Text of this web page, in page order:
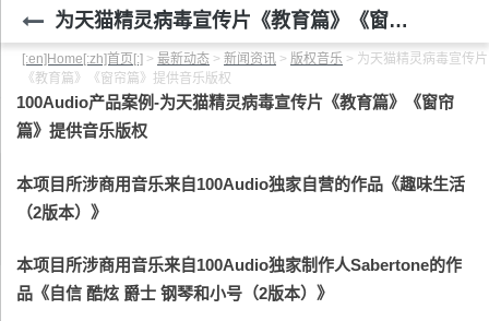
为天猫精灵病毒宣传片《教育篇》《窗帘篇》提供音乐版权
[:en]Home[:zh]首页[:] > 最新动态 > 新闻资讯 > 版权音乐 > 为天猫精灵病毒宣传片
《教育篇》《窗帘篇》提供音乐版权
100Audio产品案例-为天猫精灵病毒宣传片《教育篇》《窗帘
篇》提供音乐版权
本项目所涉商用音乐来自100Audio独家自营的作品《趣味生活
（2版本） 》
本项目所涉商用音乐来自100Audio独家制作人Sabertone的作
品《自信 酷炫 爵士 钢琴和小号（2版本） 》